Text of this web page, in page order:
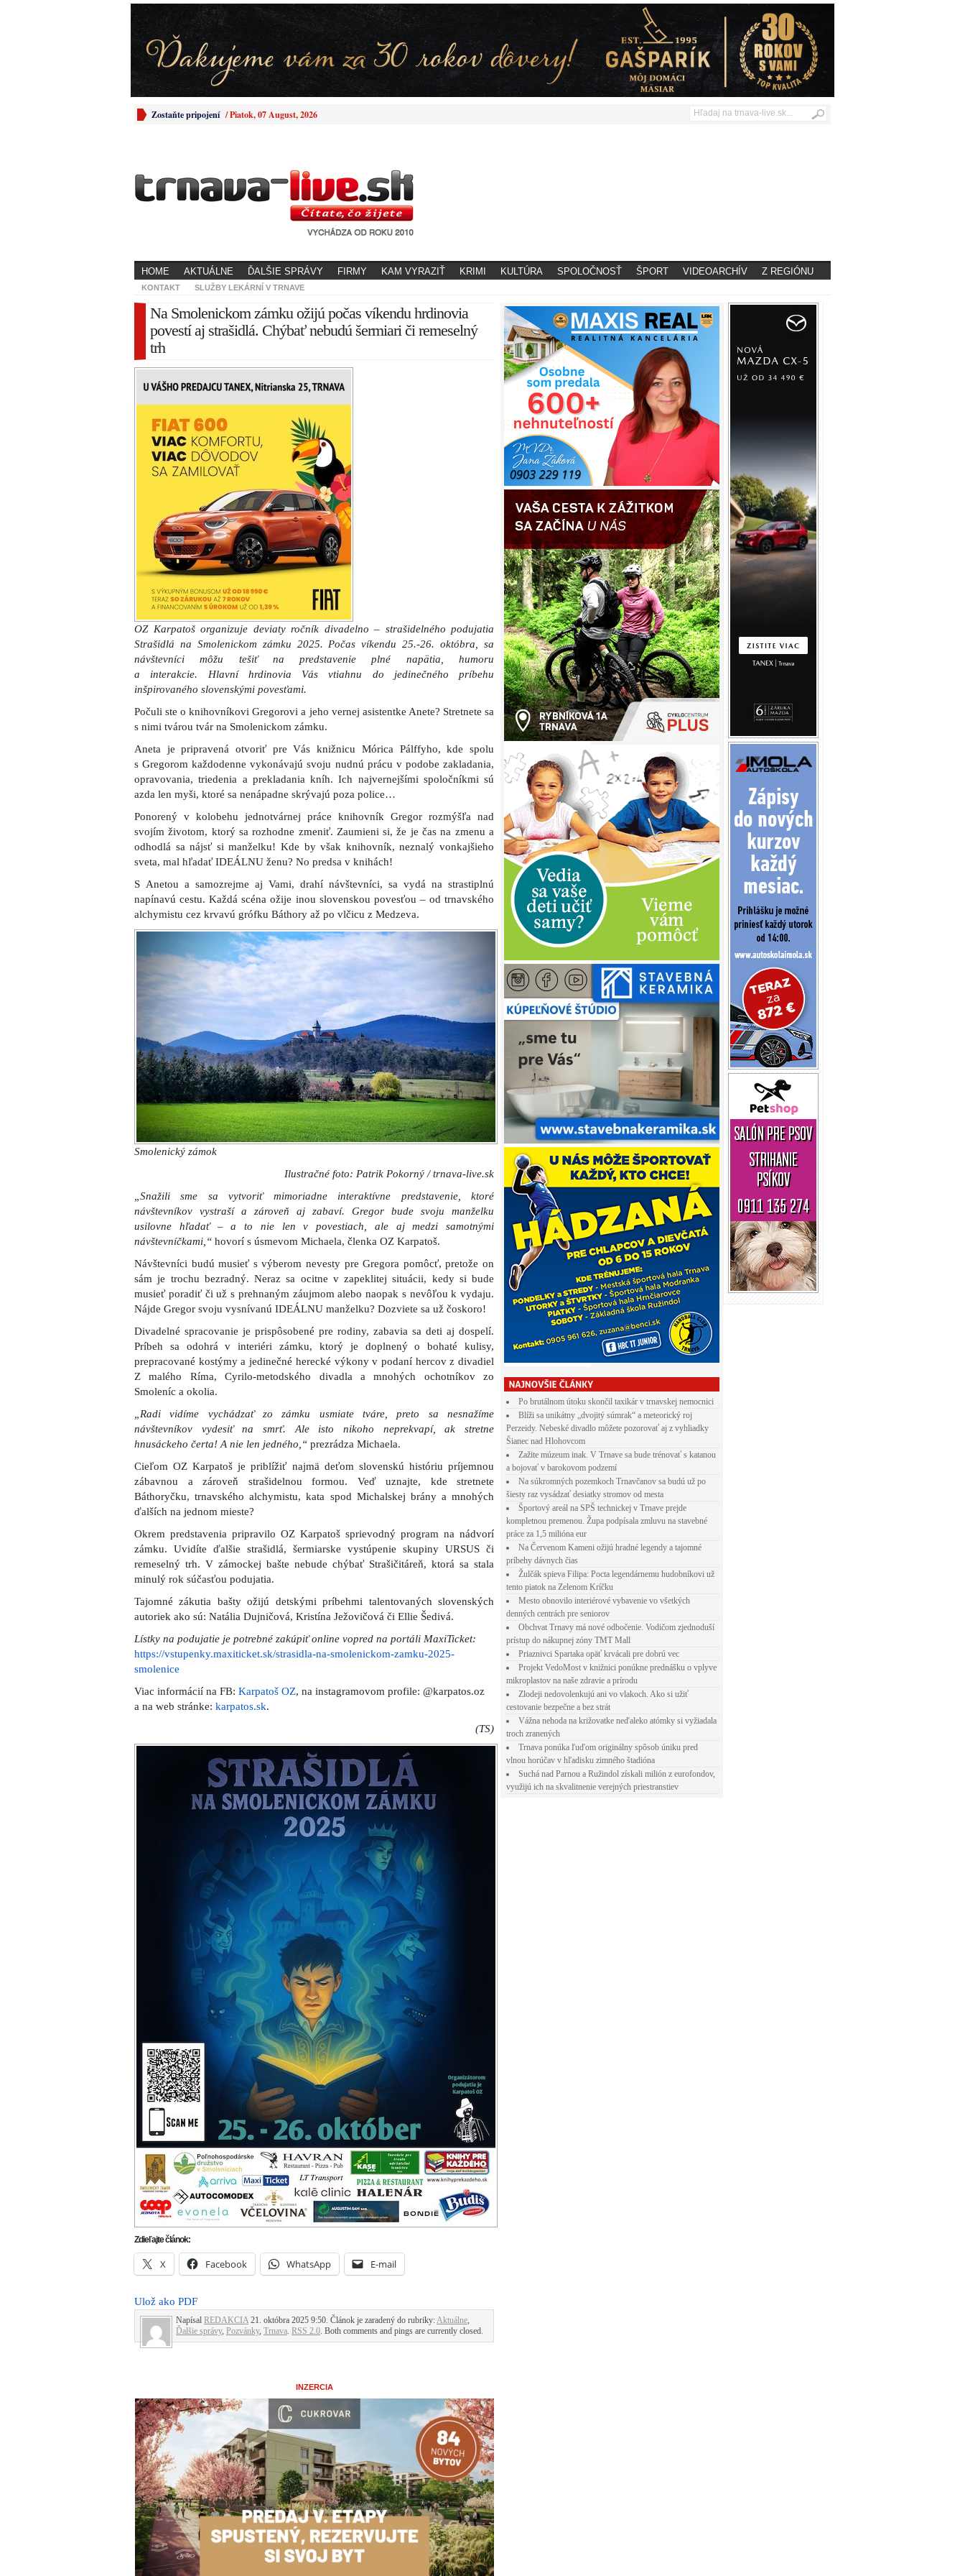
Zostaňte pripojení /Piatok, 07 August, 2026
HOME AKTUÁLNE ĎALŠIE SPRÁVY FIRMY KAM VYRAZIŤ KRIMI KULTÚRA SPOLOČNOSŤ ŠPORT VIDEOARCHÍV Z REGIÓNU
KONTAKT SLUŽBY LEKÁRNÍ V TRNAVE
Na Smolenickom zámku ožijú počas víkendu hrdinovia
povestí aj strašidlá. Chýbať nebudú šermiari či remeselný
trh
OZ Karpatoš organizuje deviaty ročník divadelno – strašidelného podujatia
Strašidlá na Smolenickom zámku 2025. Počas víkendu 25.-26. októbra, sa
návštevníci môžu tešiť na predstavenie plné napätia, humoru
a interakcie. Hlavní hrdinovia Vás vtiahnu do jedinečného príbehu
inšpirovaného slovenskými povesťami.
Počuli ste o knihovníkovi Gregorovi a jeho vernej asistentke Anete? Stretnete sa
s nimi tvárou tvár na Smolenickom zámku.
Aneta je pripravená otvoriť pre Vás knižnicu Mórica Pálffyho, kde spolu
s Gregorom každodenne vykonávajú svoju nudnú prácu v podobe zakladania,
opravovania, triedenia a prekladania kníh. Ich najvernejšími spoločníkmi sú
azda len myši, ktoré sa nenápadne skrývajú poza police…
Ponorený v kolobehu jednotvárnej práce knihovník Gregor rozmýšľa nad
svojím životom, ktorý sa rozhodne zmeniť. Zaumieni si, že je čas na zmenu a
odhodlá sa nájsť si manželku! Kde by však knihovník, neznalý vonkajšieho
sveta, mal hľadať IDEÁLNU ženu? No predsa v knihách!
S Anetou a samozrejme aj Vami, drahí návštevníci, sa vydá na strastiplnú
napínavú cestu. Každá scéna ožije inou slovenskou povesťou – od trnavského
alchymistu cez krvavú grófku Báthory až po vlčicu z Medzeva.
Smolenický zámok
Ilustračné foto: Patrik Pokorný / trnava-live.sk
„Snažili sme sa vytvoriť mimoriadne interaktívne predstavenie, ktoré
návštevníkov vystraší a zároveň aj zabaví. Gregor bude svoju manželku
usilovne hľadať – a to nie len v povestiach, ale aj medzi samotnými
návštevníčkami,“ hovorí s úsmevom Michaela, členka OZ Karpatoš.
Návštevníci budú musieť s výberom nevesty pre Gregora pomôcť, pretože on
sám je trochu bezradný. Neraz sa ocitne v zapeklitej situácii, kedy si bude
musieť poradiť či už s prehnaným záujmom alebo naopak s nevôľou k vydaju.
Nájde Gregor svoju vysnívanú IDEÁLNU manželku? Dozviete sa už čoskoro!
Divadelné spracovanie je prispôsobené pre rodiny, zabavia sa deti aj dospelí.
Príbeh sa odohrá v interiéri zámku, ktorý je doplnený o bohaté kulisy,
prepracované kostýmy a jedinečné herecké výkony v podaní hercov z divadiel
Z malého Ríma, Cyrilo-metodského divadla a mnohých ochotníkov zo
Smoleníc a okolia.
„Radi vidíme vychádzať zo zámku usmiate tváre, preto sa nesnažíme
návštevníkov vydesiť na smrť. Ale isto nikoho neprekvapí, ak stretne
hnusáckeho čerta! A nie len jedného,“ prezrádza Michaela.
Cieľom OZ Karpatoš je priblížiť najmä deťom slovenskú históriu príjemnou
zábavnou a zároveň strašidelnou formou. Veď uznajte, kde stretnete
Báthoryčku, trnavského alchymistu, kata spod Michalskej brány a mnohých
ďalších na jednom mieste?
Okrem predstavenia pripravilo OZ Karpatoš sprievodný program na nádvorí
zámku. Uvidíte ďalšie strašidlá, šermiarske vystúpenie skupiny URSUS či
remeselný trh. V zámockej bašte nebude chýbať Strašičitáreň, ktorá sa stala
minulý rok súčasťou podujatia.
Tajomné zákutia bašty ožijú detskými príbehmi talentovaných slovenských
autoriek ako sú: Natália Dujničová, Kristína Ježovičová či Ellie Šedivá.
Lístky na podujatie je potrebné zakúpiť online vopred na portáli MaxiTicket:
https://vstupenky.maxiticket.sk/strasidla-na-smolenickom-zamku-2025-
smolenice
Viac informácií na FB: Karpatoš OZ, na instagramovom profile: @karpatos.oz
a na web stránke: karpatos.sk.
(TS)
Zdieľajte článok:
X Facebook WhatsApp E-mail
Ulož ako PDF
Napísal REDAKCIA 21. októbra 2025 9:50. Článok je zaradený do rubriky:Aktuálne,
Ďalšie správy, Pozvánky, Trnava. RSS 2.0. Both comments and pings are currently closed.
INZERCIA
Po brutálnom útoku skončil taxikár v trnavskej nemocnici
Blíži sa unikátny „dvojitý súmrak“ a meteorický roj
Perzeidy. Nebeské divadlo môžete pozorovať aj z vyhliadky
Šianec nad Hlohovcom
Zažite múzeum inak. V Trnave sa bude trénovať s katanou
a bojovať v barokovom podzemí
Na súkromných pozemkoch Trnavčanov sa budú už po
šiesty raz vysádzať desiatky stromov od mesta
Športový areál na SPŠ technickej v Trnave prejde
kompletnou premenou. Župa podpísala zmluvu na stavebné
práce za 1,5 milióna eur
Na Červenom Kameni ožijú hradné legendy a tajomné
príbehy dávnych čias
Žulčák spieva Filipa: Pocta legendárnemu hudobníkovi už
tento piatok na Zelenom Kríčku
Mesto obnovilo interiérové vybavenie vo všetkých
denných centrách pre seniorov
Obchvat Trnavy má nové odbočenie. Vodičom zjednoduší
prístup do nákupnej zóny TMT Mall
Priaznivci Spartaka opäť krvácali pre dobrú vec
Projekt VedoMost v knižnici ponúkne prednášku o vplyve
mikroplastov na naše zdravie a prírodu
Zlodeji nedovolenkujú ani vo vlakoch. Ako si užiť
cestovanie bezpečne a bez strát
Vážna nehoda na križovatke neďaleko atómky si vyžiadala
troch zranených
Trnava ponúka ľuďom originálny spôsob úniku pred
vlnou horúčav v hľadisku zimného štadióna
Suchá nad Parnou a Ružindol získali milión z eurofondov,
využijú ich na skvalitnenie verejných priestranstiev